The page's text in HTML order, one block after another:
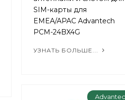
SIM-карты для
EMEA/APAC Advantech
PCM-24BX4G
УЗНАТЬ БОЛЬШЕ...